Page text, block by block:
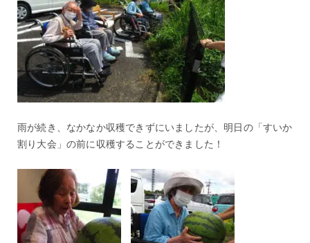
雨が続き、なかなか収穫できずにいましたが、明日の「すいか
割り大会」の前に収穫することができました！